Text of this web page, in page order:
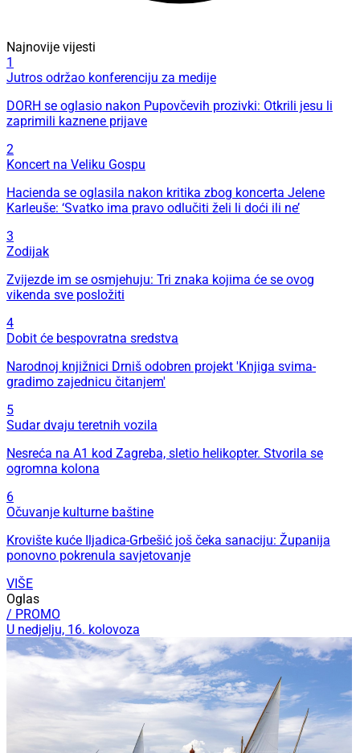
Najnovije vijesti
1
Jutros održao konferenciju za medije
DORH se oglasio nakon Pupovčevih prozivki: Otkrili jesu li
zaprimili kaznene prijave
2
Koncert na Veliku Gospu
Hacienda se oglasila nakon kritika zbog koncerta Jelene
Karleuše: ‘Svatko ima pravo odlučiti želi li doći ili ne’
3
Zodijak
Zvijezde im se osmjehuju: Tri znaka kojima će se ovog
vikenda sve posložiti
4
Dobit će bespovratna sredstva
Narodnoj knjižnici Drniš odobren projekt 'Knjiga svima-
gradimo zajednicu čitanjem'
5
Sudar dvaju teretnih vozila
Nesreća na A1 kod Zagreba, sletio helikopter. Stvorila se
ogromna kolona
6
Očuvanje kulturne baštine
Krovište kuće Iljadica-Grbešić još čeka sanaciju: Županija
ponovno pokrenula savjetovanje
VIŠE
Oglas
/ PROMO
U nedjelju, 16. kolovoza